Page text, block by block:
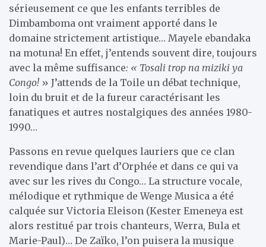
sérieusement ce que les enfants terribles de
Dimbamboma ont vraiment apporté dans le
domaine strictement artistique… Mayele ebandaka
na motuna! En effet, j’entends souvent dire, toujours
avec la même suffisance: « Tosali trop na miziki ya
Congo!» J’attends de la Toile un débat technique,
loin du bruit et de la fureur caractérisant les
fanatiques et autres nostalgiques des années 1980-
1990…
Passons en revue quelques lauriers que ce clan
revendique dans l’art d’Orphée et dans ce qui va
avec sur les rives du Congo… La structure vocale,
mélodique et rythmique de Wenge Musica a été
calquée sur Victoria Eleison (Kester Emeneya est
alors restitué par trois chanteurs, Werra, Bula et
Marie-Paul)… De Zaïko, l’on puisera la musique